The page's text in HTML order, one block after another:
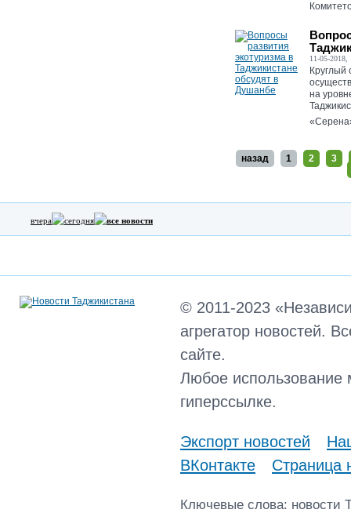
11-05-2018,
Круглый
на
назад 1 2 3
вчера сегодня все новости
© 2011-2023
агрегатор новостей.
сайте.
Любое использование
гиперссылке.
Экспорт новостей
ВКонтакте
Страница
Ключевые слова: новости